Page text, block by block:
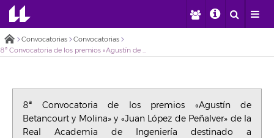
Convocatorias
Convocatorias
8ª Convocatoria de los premios «Agustín de Betancourt y Molina» y «Juan López de Peñalver» de la Real Academia de Ingeniería destinado a investigadores y a profesionales jóvenes, año 2017
8ª Convocatoria de los premios «Agustín de
Betancourt y Molina» y «Juan López de Peñalver» de la
Real Academia de Ingeniería destinado a